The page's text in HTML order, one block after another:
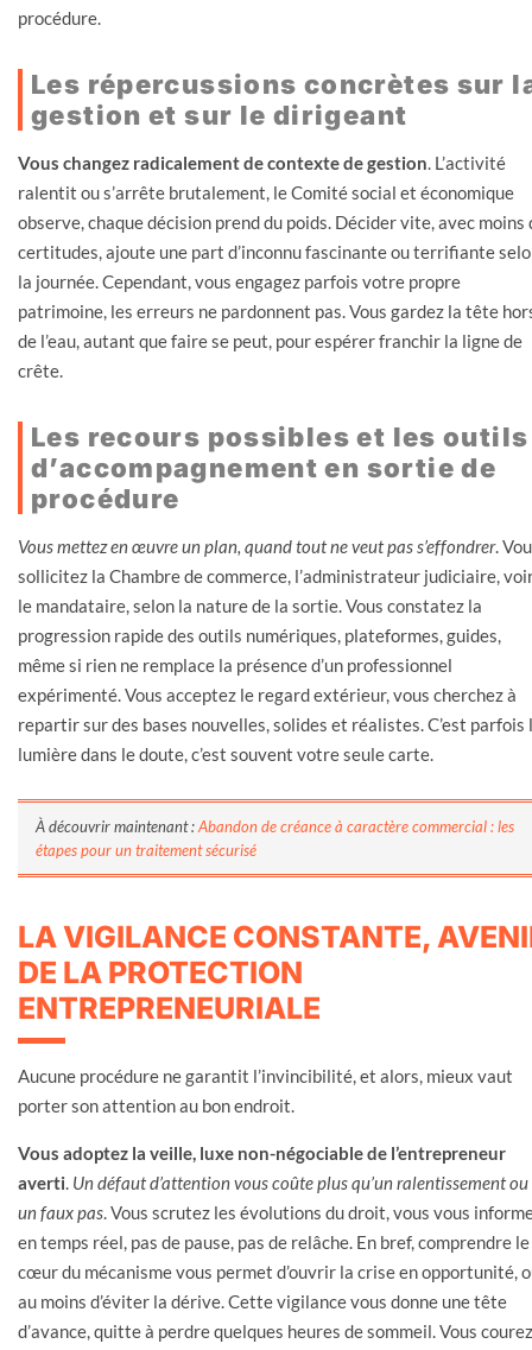
procédure.
Les répercussions concrètes sur
gestion et sur le dirigeant
Vous changez radicalement de contexte de gestion. L’activité
ralentit ou s’arrête brutalement, le Comité social et économique
observe, chaque décision prend du poids. Décider vite, avec moins
certitudes, ajoute une part d’inconnu fascinante ou terrifiante
la journée. Cependant, vous engagez parfois votre propre
patrimoine, les erreurs ne pardonnent pas. Vous gardez la tête
de l’eau, autant que faire se peut, pour espérer franchir la ligne de
crête.
Les recours possibles et les outils
d’accompagnement en sortie de
procédure
Vous mettez en œuvre un plan, quand tout ne veut pas s’effondrer.
sollicitez la Chambre de commerce, l’administrateur judiciaire,
le mandataire, selon la nature de la sortie. Vous constatez la
progression rapide des outils numériques, plateformes, guides,
même si rien ne remplace la présence d’un professionnel
expérimenté. Vous acceptez le regard extérieur, vous cherchez à
repartir sur des bases nouvelles, solides et réalistes. C’est parfois
lumière dans le doute, c’est souvent votre seule carte.
À découvrir maintenant :Abandon de créance à caractère commercial : les
étapes pour un traitement sécurisé
LA VIGILANCE CONSTANTE,
DE LA PROTECTION
ENTREPRENEURIALE
Aucune procédure ne garantit l’invincibilité, et alors, mieux vaut
porter son attention au bon endroit.
Vous adoptez la veille, luxe non-négociable de l’entrepreneur
averti. Un défaut d’attention vous coûte plus qu’un ralentissement ou
un faux pas. Vous scrutez les évolutions du droit, vous vous
en temps réel, pas de pause, pas de relâche. En bref, comprendre le
cœur du mécanisme vous permet d’ouvrir la crise en opportunité,
au moins d’éviter la dérive. Cette vigilance vous donne une tête
d’avance, quitte à perdre quelques heures de sommeil. Vous courez